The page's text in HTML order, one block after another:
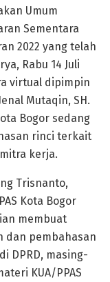
Umum
Sementara
2022 yang telah
Rabu 14 Juli
virtual dipimpin
Mutaqin, SH.
Bogor sedang
rinci terkait
kerja.
Trisnanto,
Kota Bogor
membuat
dan pembahasan
DPRD, masing-
KUA/PPAS